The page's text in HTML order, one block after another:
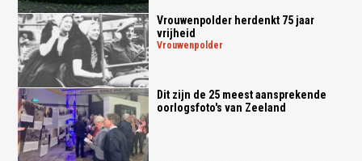
Vrouwenpolder herdenkt 75 jaar
vrijheid
vrouwenpolder
Dit zijn de 25 meest aansprekende
oorlogsfoto's van Zeeland